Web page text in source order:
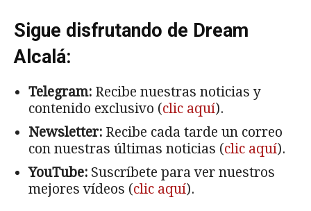
Sigue disfrutando de Dream
Alcalá:
Telegram: Recibe nuestras noticias y
contenido exclusivo (clic aquí).
Newsletter: Recibe cada tarde un correo
con nuestras últimas noticias (clic aquí).
YouTube: Suscríbete para ver nuestros
mejores vídeos (clic aquí).